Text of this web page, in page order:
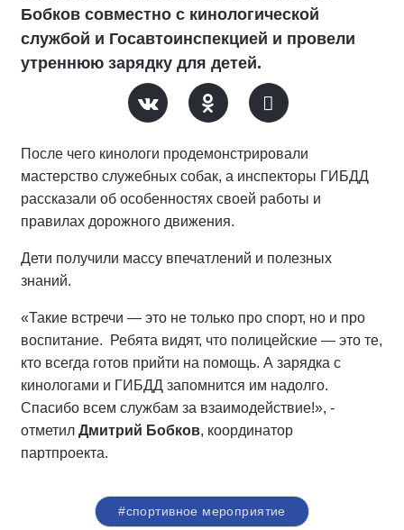
Бобков совместно с кинологической
службой и Госавтоинспекцией и провели
утреннюю зарядку для детей.
После чего кинологи продемонстрировали
мастерство служебных собак, а инспекторы ГИБДД
рассказали об особенностях своей работы и
правилах дорожного движения.
Дети получили массу впечатлений и полезных
знаний.
«Такие встречи — это не только про спорт, но и про
воспитание. Ребята видят, что полицейские — это те,
кто всегда готов прийти на помощь. А зарядка с
кинологами и ГИБДД запомнится им надолго.
Спасибо всем службам за взаимодействие!», -
отметил Дмитрий Бобков, координатор
партпроекта.
#спортивное мероприятие